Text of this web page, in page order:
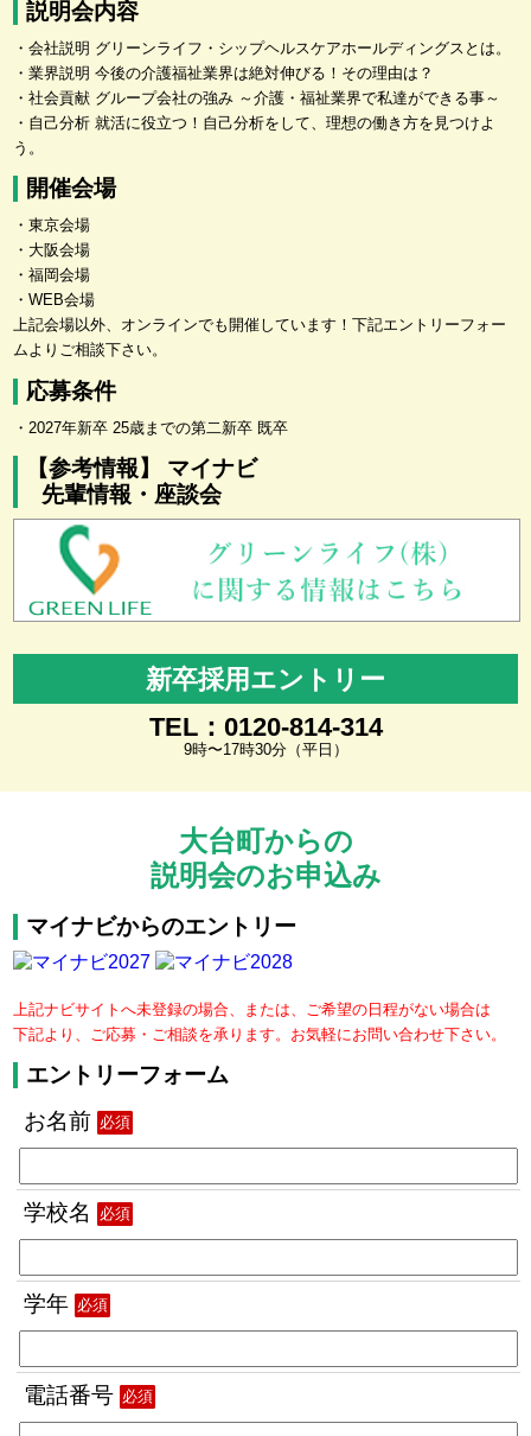
説明会内容
・会社説明 グリーンライフ・シップヘルスケアホールディングスとは。
・業界説明 今後の介護福祉業界は絶対伸びる！その理由は？
・社会貢献 グループ会社の強み ～介護・福祉業界で私達ができる事～
・自己分析 就活に役立つ！自己分析をして、理想の働き方を見つけよ
う。
開催会場
・東京会場
・大阪会場
・福岡会場
・WEB会場
上記会場以外、オンラインでも開催しています！下記エントリーフォー
ムよりご相談下さい。
応募条件
・2027年新卒 25歳までの第二新卒 既卒
【参考情報】 マイナビ
先輩情報・座談会
新卒採用エントリー
TEL：0120-814-314
9時〜17時30分（平日）
大台町からの
説明会のお申込み
マイナビからのエントリー
上記ナビサイトへ未登録の場合、または、ご希望の日程がない場合は
下記より、ご応募・ご相談を承ります。お気軽にお問い合わせ下さい。
エントリーフォーム
お名前 必須
学校名 必須
学年 必須
電話番号 必須